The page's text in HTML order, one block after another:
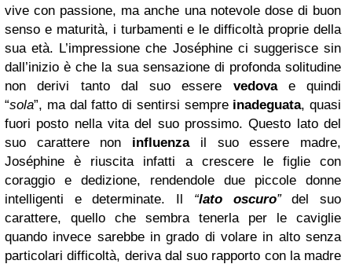
vive con passione, ma anche una notevole dose di buon
senso e maturità, i turbamenti e le difficoltà proprie della
sua età. L’impressione che Joséphine ci suggerisce sin
dall’inizio è che la sua sensazione di profonda solitudine
non derivi tanto dal suo essere vedovae quindi
“sola”, ma dal fatto di sentirsi sempre inadeguata, quasi
fuori posto nella vita del suo prossimo. Questo lato del
suo carattere non influenzail suo essere madre,
Joséphine è riuscita infatti a crescere le figlie con
coraggio e dedizione, rendendole due piccole donne
intelligenti e determinate. Il “lato oscuro”del suo
carattere, quello che sembra tenerla per le caviglie
quando invece sarebbe in grado di volare in alto senza
particolari difficoltà, deriva dal suo rapporto con la madre